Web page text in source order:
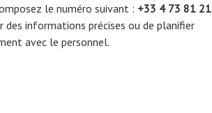
le numéro suivant : +33 4 73 81 21
des informations précises ou de planifier
avec le personnel.